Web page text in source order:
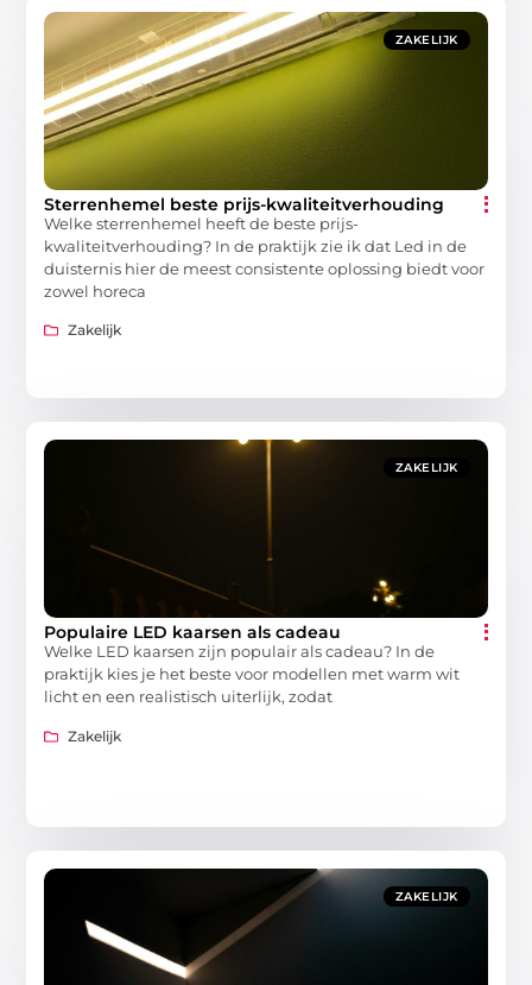
ZAKELIJK
Sterrenhemel beste prijs-kwaliteitverhouding
Welke sterrenhemel heeft de beste prijs-
kwaliteitverhouding? In de praktijk zie ik dat Led in de
duisternis hier de meest consistente oplossing biedt voor
zowel horeca
Zakelijk
ZAKELIJK
Populaire LED kaarsen als cadeau
Welke LED kaarsen zijn populair als cadeau? In de
praktijk kies je het beste voor modellen met warm wit
licht en een realistisch uiterlijk, zodat
Zakelijk
ZAKELIJK